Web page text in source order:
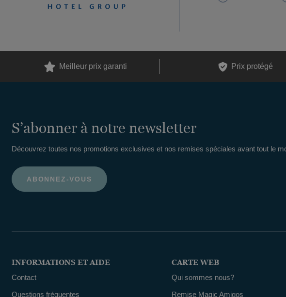
Meilleur prix garanti Prix ​​protégé
S’abonner à notre newsletter
Découvrez toutes nos promotions exclusives et nos remises spéciales avant tout le
INFORMATIONS ET AIDE
Contact
Questions fréquentes
CARTE WEB
Qui sommes nous?
Remise Magic Amigos